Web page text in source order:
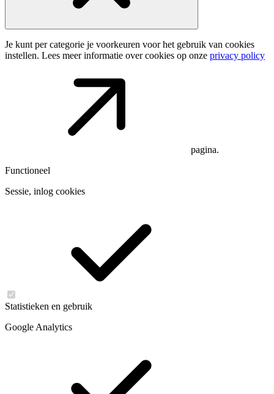
Je kunt per categorie je voorkeuren voor het gebruik van cookies
instellen. Lees meer informatie over cookies op onze privacy policy
pagina.
Functioneel
Sessie, inlog cookies
Statistieken en gebruik
Google Analytics